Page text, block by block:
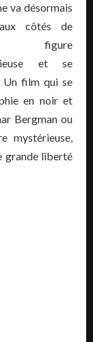
va désormais
côtés de
figure
et se
Un film qui se
en noir et
Bergman ou
mystérieuse,
grande liberté